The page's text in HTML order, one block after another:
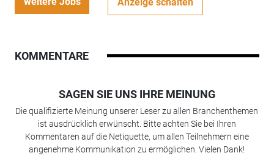
KOMMENTARE
SAGEN SIE UNS IHRE MEINUNG
Die qualifizierte Meinung unserer Leser zu allen Branchenthemen
ist ausdrücklich erwünscht. Bitte achten Sie bei Ihren
Kommentaren auf die Netiquette, um allen Teilnehmern eine
angenehme Kommunikation zu ermöglichen. Vielen Dank!